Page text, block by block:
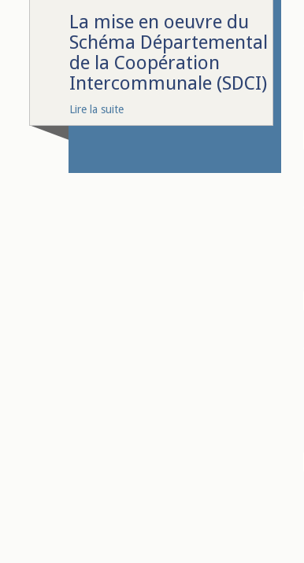
La mise en oeuvre du
Schéma Départemental
de la Coopération
Intercommunale (SDCI)
Lire la suite